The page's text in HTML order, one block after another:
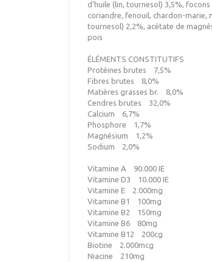
d‘huile (lin, tournesol) 3,5%,
coriandre, fenouil, chardon-marie,
tournesol) 2,2%, acétate de
pois
ÉLÉMENTS CONSTITUTIFS
Protéines brutes 7,5%
Fibres brutes 8,0%
Matières grasses br. 8,0%
Cendres brutes 32,0%
Calcium 6,7%
Phosphore 1,7%
Magnésium 1,2%
Sodium 2,0%
Vitamine A 90.000 IE
Vitamine D3 10.000 IE
Vitamine E 2.000mg
Vitamine B1 100mg
Vitamine B2 150mg
Vitamine B6 80mg
Vitamine B12 200cg
Biotine 2.000mcg
Niacine 210mg